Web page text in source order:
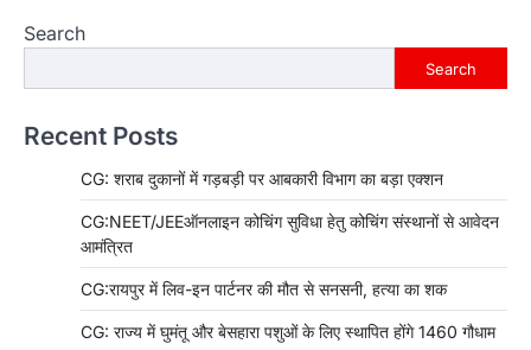
Search
Search
Recent Posts
CG: शराब दुकानों में गड़बड़ी पर आबकारी विभाग का बड़ा एक्शन
CG:NEET/JEEऑनलाइन कोचिंग सुविधा हेतु कोचिंग संस्थानों से आवेदन
आमंत्रित
CG:रायपुर में लिव-इन पार्टनर की मौत से सनसनी, हत्या का शक
CG: राज्य में घुमंतू और बेसहारा पशुओं के लिए स्थापित होंगे 1460 गौधाम